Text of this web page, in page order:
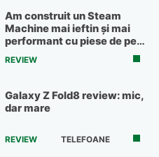
Am construit un Steam
Machine mai ieftin și mai
performant cu piese de pe
OLX
REVIEW
Galaxy Z Fold8 review: mic,
dar mare
REVIEW TELEFOANE